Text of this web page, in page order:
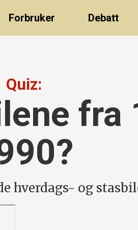
Forbruker Debatt
Quiz:
fra
hverdags- og